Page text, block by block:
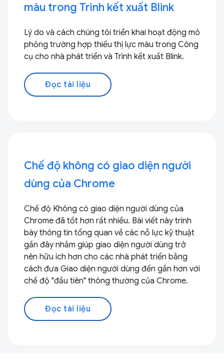
màu trong Trình kết xuất Blink
Lý do và cách chúng tôi triển khai hoạt động mô
phỏng trường hợp thiếu thị lực màu trong Công
cụ cho nhà phát triển và Trình kết xuất Blink.
Đọc tài liệu
Chế độ không có giao diện người
dùng của Chrome
Chế độ Không có giao diện người dùng của
Chrome đã tốt hơn rất nhiều. Bài viết này trình
bày thông tin tổng quan về các nỗ lực kỹ thuật
gần đây nhằm giúp giao diện người dùng trở
nên hữu ích hơn cho các nhà phát triển bằng
cách đưa Giao diện người dùng đến gần hơn với
chế độ "đầu tiên" thông thường của Chrome.
Đọc tài liệu